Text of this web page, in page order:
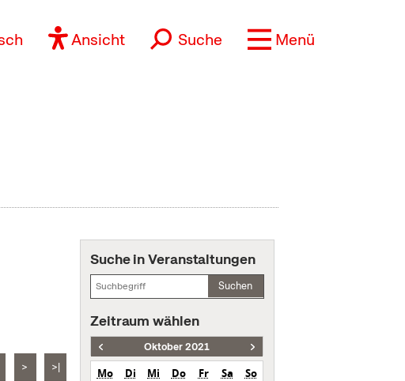
Ansicht Suche Menü
> >|
Suche in Veranstaltungen
Suchen
Zeitraum wählen
Oktober 2021
Mo Di Mi Do Fr Sa
So